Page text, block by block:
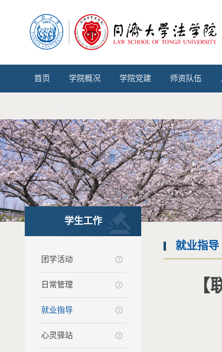
首页 学院概况 学院党建 师资队伍
学生工作
团学活动
日常管理
就业指导
心灵驿站
就业指导